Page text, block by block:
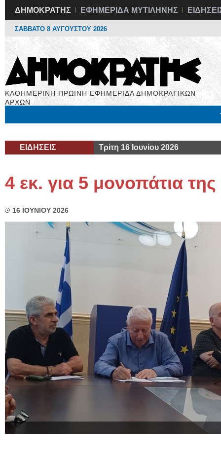
ΔΗΜΟΚΡΑΤΗΣ ΕΦΗΜΕΡΙΔΑ ΜΥΤΙΛΗΝΗΣ
ΣΑΒΒΑΤΟ 8 ΑΥΓΟΥΣΤΟΥ 2026
ΚΑΘΗΜΕΡΙΝΗ ΠΡΩΙΝΗ ΕΦΗΜΕΡΙΔΑ ΔΗΜΟΚΡΑΤΙΚΩΝ
ΑΡΧΩΝ
ΕΙΔΗΣΕΙΣ Τρίτη 16 Ιουνίου 2026
4 εκ. για 5 μονοπάτια
16 ΙΟΥΝΙΟΥ 2026